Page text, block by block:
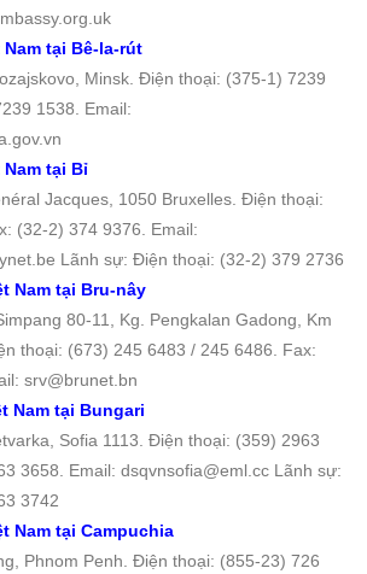
tại Bê-la-rút
Minsk. Ðiện thoại: (375-1) 7239
1538. Email:
tại Bỉ
Jacques, 1050 Bruxelles. Ðiện thoại:
(32-2) 374 9376. Email:
Lãnh sự: Điện thoại: (32-2) 379 2736
Nam tại Bru-nây
80-11, Kg. Pengkalan Gadong, Km
thoại: (673) 245 6483 / 245 6486. Fax:
srv@brunet.bn
Nam tại Bungari
Sofia 1113. Ðiện thoại: (359) 2963
3658. Email: dsqvnsofia@eml.cc Lãnh sự:
3742
Nam tại Campuchia
Phnom Penh. Ðiện thoại: (855-23) 726